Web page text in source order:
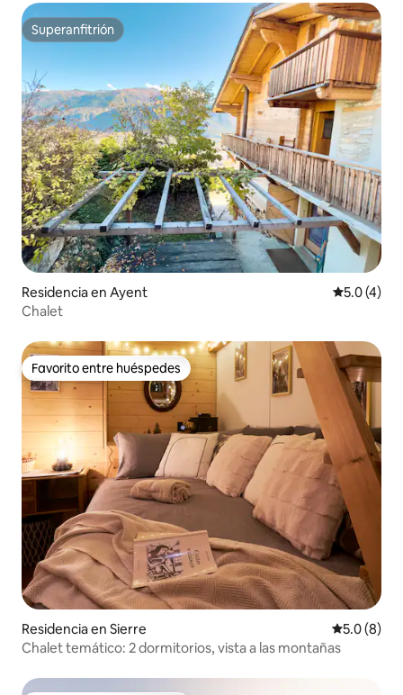
Superanfitrión
Superanfitrión
Residencia en Ayent
5.0 (4)
Chalet
Favorito entre huéspedes
Favorito entre huéspedes
Residencia en Sierre
5.0 (8)
Chalet temático: 2 dormitorios, vista a las montañas